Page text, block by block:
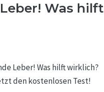
Was hilft
Leber! Was hilft wirklich?
den kostenlosen Test!